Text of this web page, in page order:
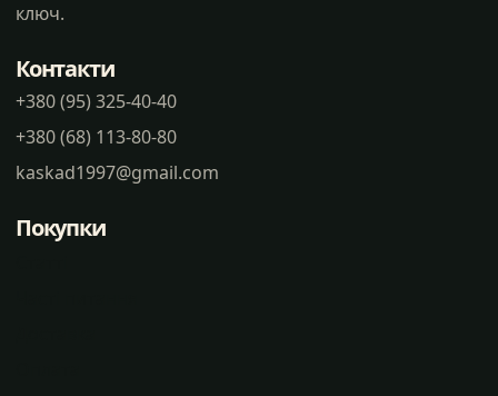
ключ.
Контакти
+380 (95) 325-40-40
+380 (68) 113-80-80
kaskad1997@gmail.com
Покупки